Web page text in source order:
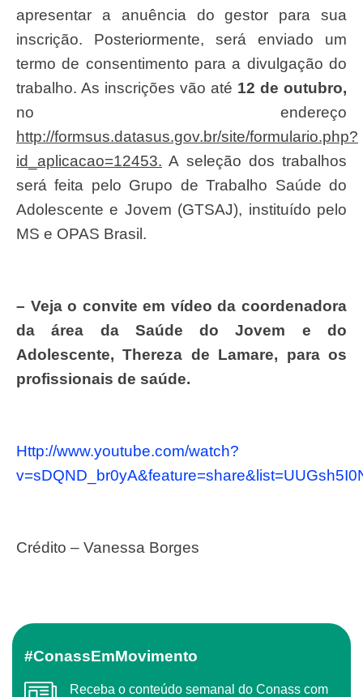
apresentar a anuência do gestor para sua
inscrição. Posteriormente, será enviado um
termo de consentimento para a divulgação do
trabalho. As inscrições vão até 12 de outubro,
no endereço
http://formsus.datasus.gov.br/site/formulario.php?
id_aplicacao=12453. A seleção dos trabalhos
será feita pelo Grupo de Trabalho Saúde do
Adolescente e Jovem (GTSAJ), instituído pelo
MS e OPAS Brasil.
– Veja o convite em vídeo da coordenadora
da área da Saúde do Jovem e do
Adolescente, Thereza de Lamare, para os
profissionais de saúde.
http://www.youtube.com/watch?
Crédito – Vanessa Borges
#ConassEmMovimento
Receba o conteúdo semanal do Conass com